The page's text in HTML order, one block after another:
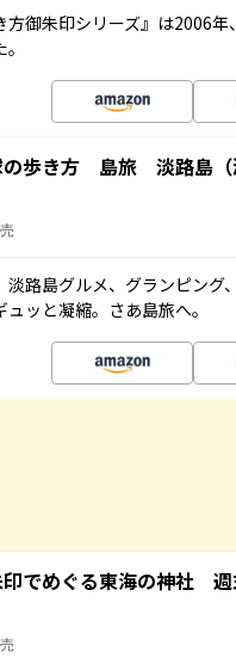
方御朱印シリーズ』は2006
歩き方 島旅 淡路島（
路島グルメ、グランピング
ッと凝縮。さあ島旅へ。
でめぐる東海の神社